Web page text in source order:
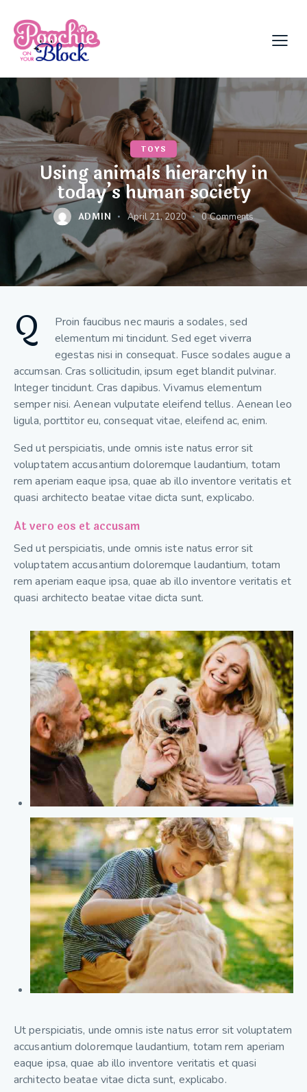
TOYS
Using animals hierarchy in
today’s human society
ADMIN April 21, 2020 0 Comments
Q
Proin faucibus nec mauris a sodales, sed
elementum mi tincidunt. Sed eget viverra
egestas nisi in consequat. Fusce sodales augue a
accumsan. Cras sollicitudin, ipsum eget blandit pulvinar.
Integer tincidunt. Cras dapibus. Vivamus elementum
semper nisi. Aenean vulputate eleifend tellus. Aenean leo
ligula, porttitor eu, consequat vitae, eleifend ac, enim.
Sed ut perspiciatis, unde omnis iste natus error sit
voluptatem accusantium doloremque laudantium, totam
rem aperiam eaque ipsa, quae ab illo inventore veritatis et
quasi architecto beatae vitae dicta sunt, explicabo.
At vero eos et accusam
Sed ut perspiciatis, unde omnis iste natus error sit
voluptatem accusantium doloremque laudantium, totam
rem aperiam eaque ipsa, quae ab illo inventore veritatis et
quasi architecto beatae vitae dicta sunt.
Ut perspiciatis, unde omnis iste natus error sit voluptatem
accusantium doloremque laudantium, totam rem aperiam
eaque ipsa, quae ab illo inventore veritatis et quasi
architecto beatae vitae dicta sunt, explicabo.